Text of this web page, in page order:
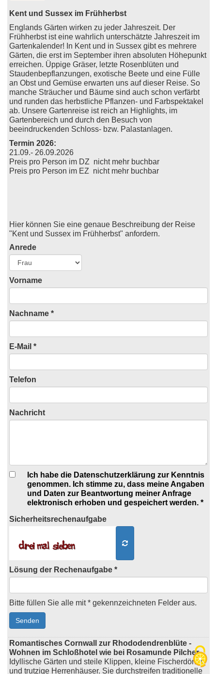
Kent und Sussex im Frühherbst
Englands Gärten wirken zu jeder Jahreszeit. Der
Frühherbst ist eine wahrlich unterschätzte Jahreszeit im
Gartenkalender! In Kent und in Sussex gibt es mehrere
Gärten, die erst im September ihren absoluten Höhepunkt
erreichen. Üppige Gräser, letzte Rosenblüten und
Staudenbepflanzungen, exotische Beete und eine Fülle
an Obst und Gemüse erwarten uns auf dieser Reise. So
manche Sträucher und Bäume sind auch schon verfärbt
und runden das herbstliche Pflanzen- und Farbspektakel
ab. Unsere Gartenreise ist reich an Highlights, im
Gartenbereich und durch den Besuch von
beeindruckenden Schloss- bzw. Palastanlagen.
Termin 2026:
21.09.- 26.09.2026
Preis pro Person im DZ nicht mehr buchbar
Preis pro Person im EZ nicht mehr buchbar
Hier können Sie eine genaue Beschreibung der Reise
"Kent und Sussex im Frühherbst" anfordern.
Anrede
Vorname
Nachname *
E-Mail *
Telefon
Nachricht
Ich habe die Datenschutzerklärung zur Kenntnis
genommen. Ich stimme zu, dass meine Angaben
und Daten zur Beantwortung meiner Anfrage
elektronisch erhoben und gespeichert werden. *
Sicherheitsrechenaufgabe
Lösung der Rechenaufgabe *
Bitte füllen Sie alle mit * gekennzeichneten Felder aus.
Romantisches Cornwall zur Rhododendrenblüte -
Wohnen im Schloßhotel wie bei Rosamunde Pilcher
Idyllische Gärten und steile Klippen, kleine Fischerdörfer
und trutzige Herrenhäuser. Sie durchstreifen traditionelle